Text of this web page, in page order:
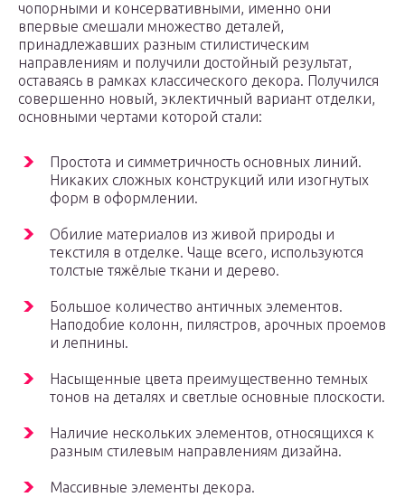
чопорными и консервативными, именно они
впервые смешали множество деталей,
принадлежавших разным стилистическим
направлениям и получили достойный результат,
оставаясь в рамках классического декора. Получился
совершенно новый, эклектичный вариант отделки,
основными чертами которой стали:
Простота и симметричность основных линий.
Никаких сложных конструкций или изогнутых
форм в оформлении.
Обилие материалов из живой природы и
текстиля в отделке. Чаще всего, используются
толстые тяжёлые ткани и дерево.
Большое количество античных элементов.
Наподобие колонн, пилястров, арочных проемов
и лепнины.
Насыщенные цвета преимущественно темных
тонов на деталях и светлые основные плоскости.
Наличие нескольких элементов, относящихся к
разным стилевым направлениям дизайна.
Массивные элементы декора.